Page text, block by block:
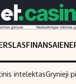
FINANSAI
intelektasGrynieji